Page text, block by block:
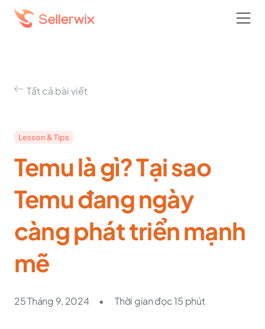
Tất cả bài viết
Lesson & Tips
Temu là gì? Tại sao
Temu đang ngày
càng phát triển mạnh
mẽ
25 Tháng 9, 2024 • Thời gian đọc 15 phút